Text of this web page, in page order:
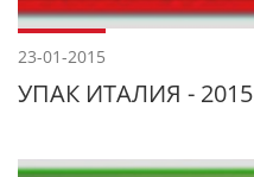
23-01-2015
УПАК ИТАЛИЯ - 2015